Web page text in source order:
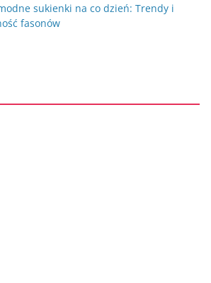
sukienki na co dzień: Trendy i
fasonów